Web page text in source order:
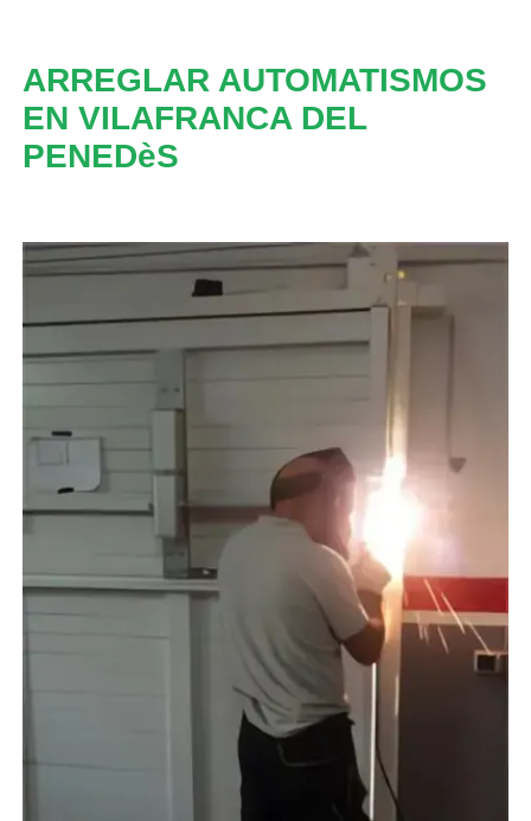
ARREGLAR AUTOMATISMOS
EN VILAFRANCA DEL
PENEDèS